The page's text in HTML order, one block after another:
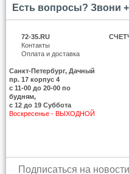
Есть вопросы? Звони
72-35.RU
Контакты
Оплата и доставка
Санкт-Петербург, Дачный
пр. 17 корпус 4
c 11-00 до 20-00 по
будням,
с 12 до 19 Суббота
Воскресенье - ВЫХОДНОЙ
Подписаться на новости